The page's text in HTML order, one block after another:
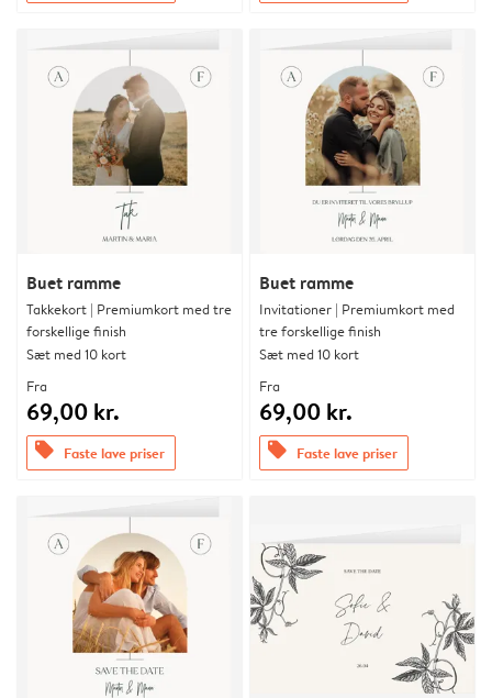
Buet ramme
Takkekort | Premiumkort med tre
forskellige finish
Sæt med 10 kort
Fra
69,00 kr.
offers Faste lave priser
Buet ramme
Invitationer | Premiumkort med
tre forskellige finish
Sæt med 10 kort
Fra
69,00 kr.
offers Faste lave priser